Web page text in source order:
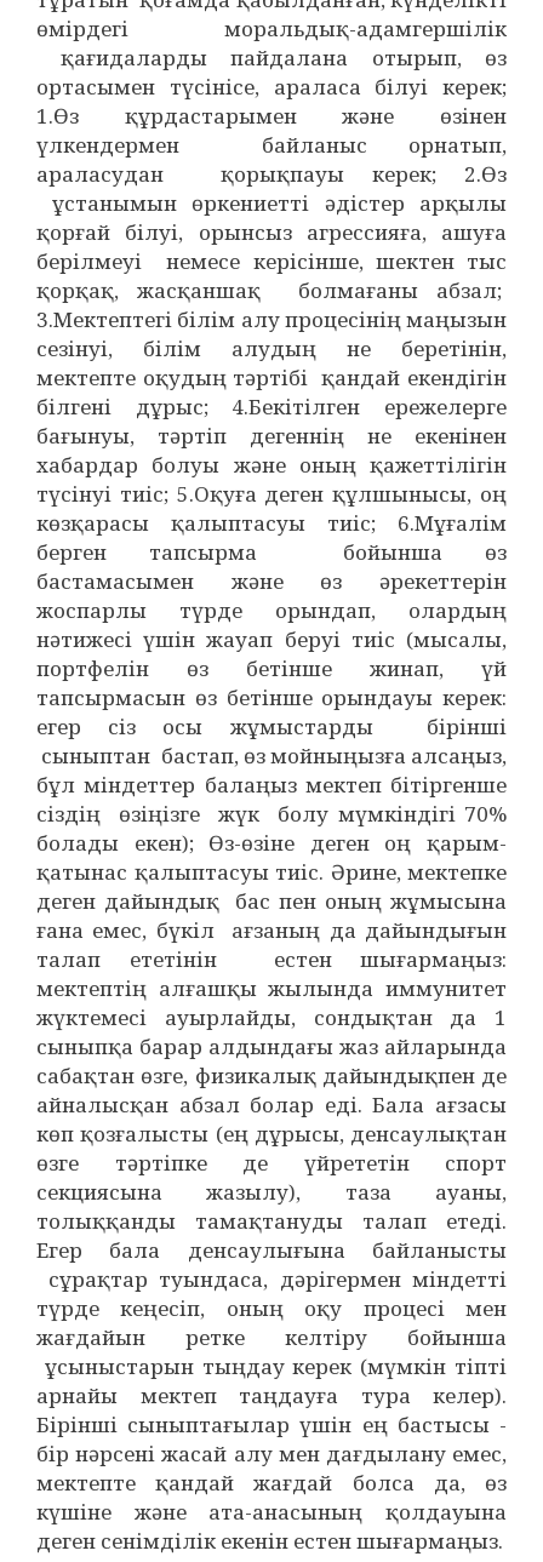
өмірдегі моральдық-адамгершілік
қағидаларды пайдалана отырып, өз
ортасымен түсінісе, араласа білуі керек;
1.Өз құрдастарымен және өзінен
үлкендермен байланыс орнатып,
араласудан қорықпауы керек; 2.Өз
ұстанымын өркениетті әдістер арқылы
қорғай білуі, орынсыз агрессияға, ашуға
берілмеуі немесе керісінше, шектен тыс
қорқақ, жасқаншақ болмағаны абзал;
3.Мектептегі білім алу процесінің маңызын
сезінуі, білім алудың не беретінін,
мектепте оқудың тәртібі қандай екендігін
білгені дұрыс; 4.Бекітілген ережелерге
бағынуы, тәртіп дегеннің не екенінен
хабардар болуы және оның қажеттілігін
түсінуі тиіс; 5.Оқуға деген құлшынысы, оң
көзқарасы қалыптасуы тиіс; 6.Мұғалім
берген тапсырма бойынша өз
бастамасымен және өз әрекеттерін
жоспарлы түрде орындап, олардың
нәтижесі үшін жауап беруі тиіс (мысалы,
портфелін өз бетінше жинап, үй
тапсырмасын өз бетінше орындауы керек:
егер сіз осы жұмыстарды бірінші
сыныптан бастап, өз мойныңызға алсаңыз,
бұл міндеттер балаңыз мектеп бітіргенше
сіздің өзіңізге жүк болу мүмкіндігі 70%
болады екен); Өз-өзіне деген оң қарым-
қатынас қалыптасуы тиіс. Әрине, мектепке
деген дайындық бас пен оның жұмысына
ғана емес, бүкіл ағзаның да дайындығын
талап ететінін естен шығармаңыз:
мектептің алғашқы жылында иммунитет
жүктемесі ауырлайды, сондықтан да 1
сыныпқа барар алдындағы жаз айларында
сабақтан өзге, физикалық дайындықпен де
айналысқан абзал болар еді. Бала ағзасы
көп қозғалысты (ең дұрысы, денсаулықтан
өзге тәртіпке де үйрететін спорт
секциясына жазылу), таза ауаны,
толыққанды тамақтануды талап етеді.
Егер бала денсаулығына байланысты
сұрақтар туындаса, дәрігермен міндетті
түрде кеңесіп, оның оқу процесі мен
жағдайын ретке келтіру бойынша
ұсыныстарын тыңдау керек (мүмкін тіпті
арнайы мектеп таңдауға тура келер).
Бірінші сыныптағылар үшін ең бастысы -
бір нәрсені жасай алу мен дағдылану емес,
мектепте қандай жағдай болса да, өз
күшіне және ата-анасының қолдауына
деген сенімділік екенін естен шығармаңыз.